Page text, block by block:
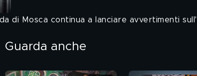
di Mosca continua a lanciare avvertimenti
Guarda anche